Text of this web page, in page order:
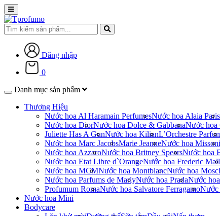
Đăng nhập
0
Danh mục sản phẩm
Thương Hiệu
Nước hoa Al Haramain PerfumesNước hoa Alaia Paris
Nước hoa DiorNước hoa Dolce & GabbanaNước hoa
Juliette Has A GunNước hoa KilianL’Orchestre
Nước hoa Marc JacobsMarie JeanneNước hoa Missoni
Nước hoa AzzaroNước hoa Britney SpearsNước hoa
Nước hoa Etat Libre d`OrangeNước hoa Frederic
Nước hoa MCMNước hoa MontblancNước hoa
Nước hoa Parfums de MarlyNước hoa PradaNước
Profumum RomaNước hoa Salvatore FerragamoNước
Nước hoa Mini
Bodycare